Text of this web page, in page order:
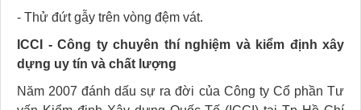
- Thử đứt gẫy trên vòng đệm vát.
ICCI - Công ty chuyên thí nghiệm và kiểm định xây
dựng uy tín và chất lượng
Năm 2007 đánh dấu sự ra đời của Công ty Cổ phần Tư